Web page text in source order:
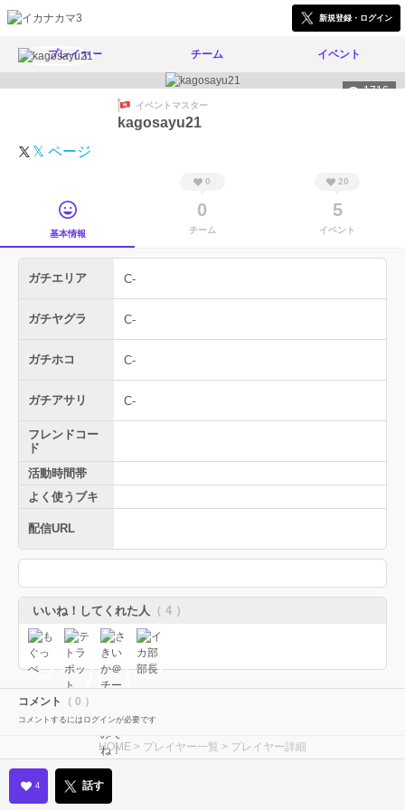
新規登録・ログイン
プレイヤー チーム イベント
1716
イベントマスター
kagosayu21
𝕏 ページ
基本情報
0
0
チーム
20
5
イベント
ガチエリア C-
ガチヤグラ C-
ガチホコ C-
ガチアサリ C-
フレンドコー
ド
活動時間帯
よく使うブキ
配信URL
いいね！してくれた人 （ 4 ）
コメント （ 0 ）
コメントするにはログインが必要です
HOME > プレイヤー一覧 > プレイヤー詳細
4 話す